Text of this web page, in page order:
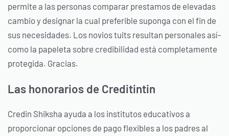
permite a las personas comparar prestamos de elevadas
cambio y designar la cual preferible suponga con el fin de
sus necesidades. Los novios tuits resultan personales así­
como la papeleta sobre credibilidad está completamente
protegida. Gracias.
Las honorarios de Creditintin
Credin Shiksha ayuda a los institutos educativos a
proporcionar opciones de pago flexibles a los padres al